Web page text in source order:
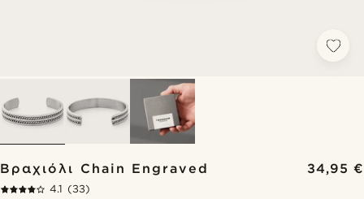
Βραχιόλι Chain Engraved 34,95 €
4.1 (33)